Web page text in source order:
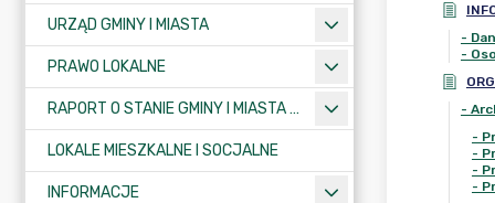
URZĄD GMINY I MIASTA
PRAWO LOKALNE
RAPORT O STANIE GMINY I MIASTA KRAJENKA
LOKALE MIESZKALNE I SOCJALNE
INFORMACJE
-
-
-
-
-
-
-